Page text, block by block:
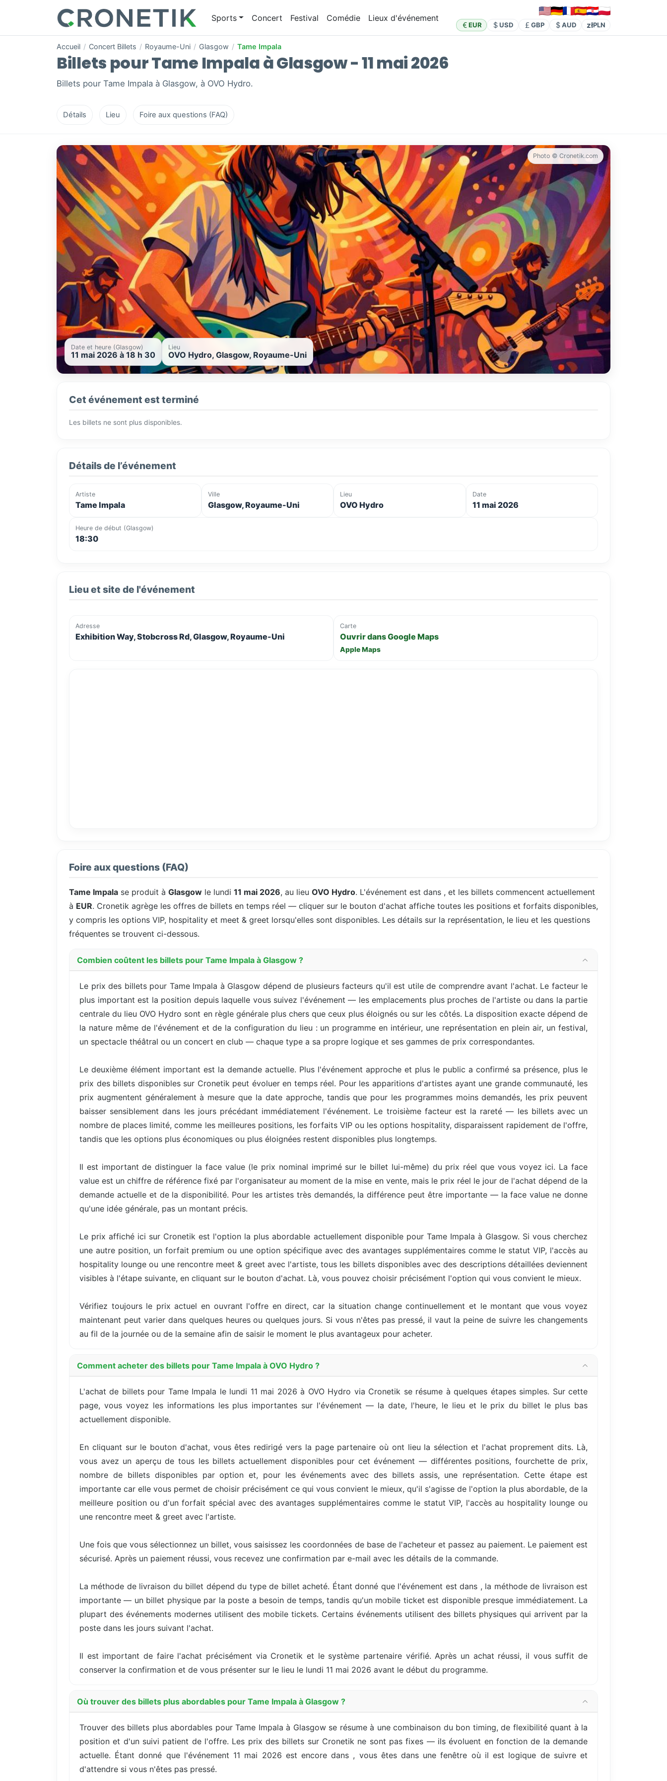
Sports Concert Festival Comédie Lieux d'événement
EUR USD GBP AUD złPLN
Accueil / Concert Billets / Royaume-Uni / Glasgow / Tame Impala
Billets pour Tame Impala à Glasgow - 11 mai 2026
Billets pour Tame Impala à Glasgow, à OVO Hydro.
Détails Lieu Foire aux questions (FAQ)
Photo © Cronetik.com
Date et heure (Glasgow)
11 mai 2026 à 18 h 30
Lieu
OVO Hydro, Glasgow, Royaume-Uni
Cet événement est terminé
Les billets ne sont plus disponibles.
Détails de l’événement
Artiste
Tame Impala
Ville
Glasgow, Royaume-Uni
Lieu
OVO Hydro
Date
11 mai 2026
Heure de début (Glasgow)
18:30
Lieu et site de l'événement
Adresse
Exhibition Way, Stobcross Rd, Glasgow, Royaume-Uni
Carte
Ouvrir dans Google Maps
Apple Maps
Foire aux questions (FAQ)
Tame Impala se produit à Glasgow le lundi 11 mai 2026, au lieu OVO Hydro. L'événement est dans , et les billets commencent actuellement
à EUR. Cronetik agrège les offres de billets en temps réel — cliquer sur le bouton d'achat affiche toutes les positions et forfaits disponibles,
y compris les options VIP, hospitality et meet & greet lorsqu'elles sont disponibles. Les détails sur la représentation, le lieu et les questions
fréquentes se trouvent ci-dessous.
Combien coûtent les billets pour Tame Impala à Glasgow ?
Le prix des billets pour Tame Impala à Glasgow dépend de plusieurs facteurs qu'il est utile de comprendre avant l'achat. Le facteur le
plus important est la position depuis laquelle vous suivez l'événement — les emplacements plus proches de l'artiste ou dans la partie
centrale du lieu OVO Hydro sont en règle générale plus chers que ceux plus éloignés ou sur les côtés. La disposition exacte dépend de
la nature même de l'événement et de la configuration du lieu : un programme en intérieur, une représentation en plein air, un festival,
un spectacle théâtral ou un concert en club — chaque type a sa propre logique et ses gammes de prix correspondantes.
Le deuxième élément important est la demande actuelle. Plus l'événement approche et plus le public a confirmé sa présence, plus le
prix des billets disponibles sur Cronetik peut évoluer en temps réel. Pour les apparitions d'artistes ayant une grande communauté, les
prix augmentent généralement à mesure que la date approche, tandis que pour les programmes moins demandés, les prix peuvent
baisser sensiblement dans les jours précédant immédiatement l'événement. Le troisième facteur est la rareté — les billets avec un
nombre de places limité, comme les meilleures positions, les forfaits VIP ou les options hospitality, disparaissent rapidement de l'offre,
tandis que les options plus économiques ou plus éloignées restent disponibles plus longtemps.
Il est important de distinguer la face value (le prix nominal imprimé sur le billet lui-même) du prix réel que vous voyez ici. La face
value est un chiffre de référence fixé par l'organisateur au moment de la mise en vente, mais le prix réel le jour de l'achat dépend de la
demande actuelle et de la disponibilité. Pour les artistes très demandés, la différence peut être importante — la face value ne donne
qu'une idée générale, pas un montant précis.
Le prix affiché ici sur Cronetik est l'option la plus abordable actuellement disponible pour Tame Impala à Glasgow. Si vous cherchez
une autre position, un forfait premium ou une option spécifique avec des avantages supplémentaires comme le statut VIP, l'accès au
hospitality lounge ou une rencontre meet & greet avec l'artiste, tous les billets disponibles avec des descriptions détaillées deviennent
visibles à l'étape suivante, en cliquant sur le bouton d'achat. Là, vous pouvez choisir précisément l'option qui vous convient le mieux.
Vérifiez toujours le prix actuel en ouvrant l'offre en direct, car la situation change continuellement et le montant que vous voyez
maintenant peut varier dans quelques heures ou quelques jours. Si vous n'êtes pas pressé, il vaut la peine de suivre les changements
au fil de la journée ou de la semaine afin de saisir le moment le plus avantageux pour acheter.
Comment acheter des billets pour Tame Impala à OVO Hydro ?
L'achat de billets pour Tame Impala le lundi 11 mai 2026 à OVO Hydro via Cronetik se résume à quelques étapes simples. Sur cette
page, vous voyez les informations les plus importantes sur l'événement — la date, l'heure, le lieu et le prix du billet le plus bas
actuellement disponible.
En cliquant sur le bouton d'achat, vous êtes redirigé vers la page partenaire où ont lieu la sélection et l'achat proprement dits. Là,
vous avez un aperçu de tous les billets actuellement disponibles pour cet événement — différentes positions, fourchette de prix,
nombre de billets disponibles par option et, pour les événements avec des billets assis, une représentation. Cette étape est
importante car elle vous permet de choisir précisément ce qui vous convient le mieux, qu'il s'agisse de l'option la plus abordable, de la
meilleure position ou d'un forfait spécial avec des avantages supplémentaires comme le statut VIP, l'accès au hospitality lounge ou
une rencontre meet & greet avec l'artiste.
Une fois que vous sélectionnez un billet, vous saisissez les coordonnées de base de l'acheteur et passez au paiement. Le paiement est
sécurisé. Après un paiement réussi, vous recevez une confirmation par e-mail avec les détails de la commande.
La méthode de livraison du billet dépend du type de billet acheté. Étant donné que l'événement est dans , la méthode de livraison est
importante — un billet physique par la poste a besoin de temps, tandis qu'un mobile ticket est disponible presque immédiatement. La
plupart des événements modernes utilisent des mobile tickets. Certains événements utilisent des billets physiques qui arrivent par la
poste dans les jours suivant l'achat.
Il est important de faire l'achat précisément via Cronetik et le système partenaire vérifié. Après un achat réussi, il vous suffit de
conserver la confirmation et de vous présenter sur le lieu le lundi 11 mai 2026 avant le début du programme.
Où trouver des billets plus abordables pour Tame Impala à Glasgow ?
Trouver des billets plus abordables pour Tame Impala à Glasgow se résume à une combinaison du bon timing, de flexibilité quant à la
position et d'un suivi patient de l'offre. Les prix des billets sur Cronetik ne sont pas fixes — ils évoluent en fonction de la demande
actuelle. Étant donné que l'événement 11 mai 2026 est encore dans , vous êtes dans une fenêtre où il est logique de suivre et
d'attendre si vous n'êtes pas pressé.